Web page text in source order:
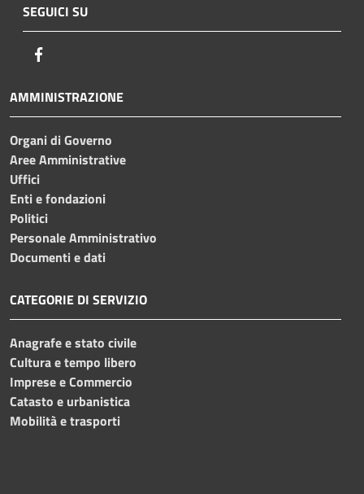
SEGUICI SU
AMMINISTRAZIONE
Organi di Governo
Aree Amministrative
Uffici
Enti e fondazioni
Politici
Personale Amministrativo
Documenti e dati
CATEGORIE DI SERVIZIO
Anagrafe e stato civile
Cultura e tempo libero
Imprese e Commercio
Catasto e urbanistica
Mobilità e trasporti